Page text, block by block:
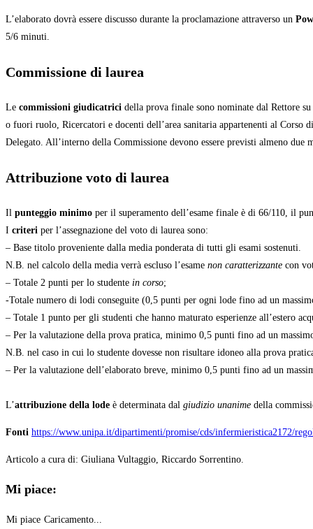
L’elaborato dovrà essere discusso durante la proclamazione attraverso un
5/6 minuti.
Commissione di laurea
Le commissioni giudicatrici della prova finale sono nominate dal Rettore
o fuori ruolo, Ricercatori e docenti dell’area sanitaria appartenenti al
Delegato. All’interno della Commissione devono essere previsti almeno
Attribuzione voto di laurea
Il punteggio minimo per il superamento dell’esame finale è di 66/110, il
I criteri per l’assegnazione del voto di laurea sono:
– Base titolo proveniente dalla media ponderata di tutti gli esami sostenuti.
N.B. nel calcolo della media verrà escluso l’esame non caratterizzante con
– Totale 2 punti per lo studente in corso;
-Totale numero di lodi conseguite (0,5 punti per ogni lode fino ad un
– Totale 1 punto per gli studenti che hanno maturato esperienze all’estero
– Per la valutazione della prova pratica, minimo 0,5 punti fino ad un
N.B. nel caso in cui lo studente dovesse non risultare idoneo alla prova
– Per la valutazione dell’elaborato breve, minimo 0,5 punti fino ad un
L’attribuzione della lode è determinata dal giudizio unanime della
Fonti https://www.unipa.it/dipartimenti/promise/cds/infermieristica2172/
Articolo a cura di: Giuliana Vultaggio, Riccardo Sorrentino.
Mi piace:
Mi piace Caricamento...